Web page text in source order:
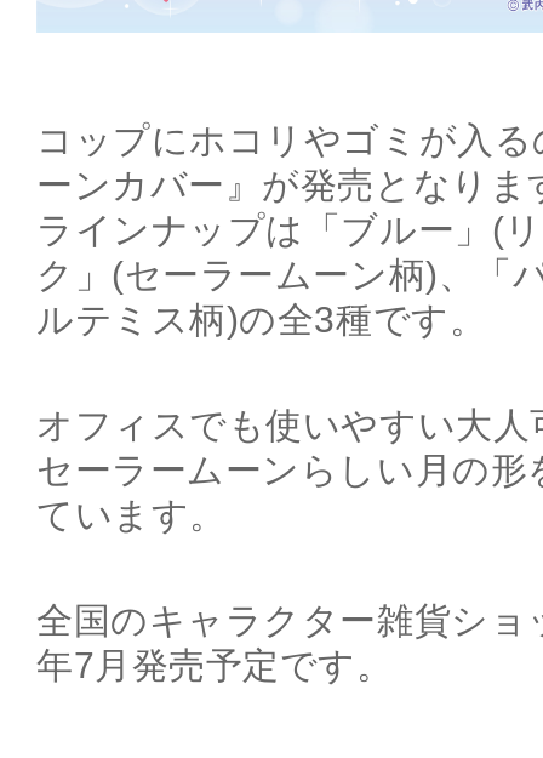
コップにホコリやゴミが入
ーンカバー』が発売となりま
ラインナップは「ブルー」(
ク」(セーラームーン柄)、「
ルテミス柄)の全3種です。
オフィスでも使いやすい大
セーラームーンらしい月の
ています。
全国のキャラクター雑貨シ
年7月発売予定です。